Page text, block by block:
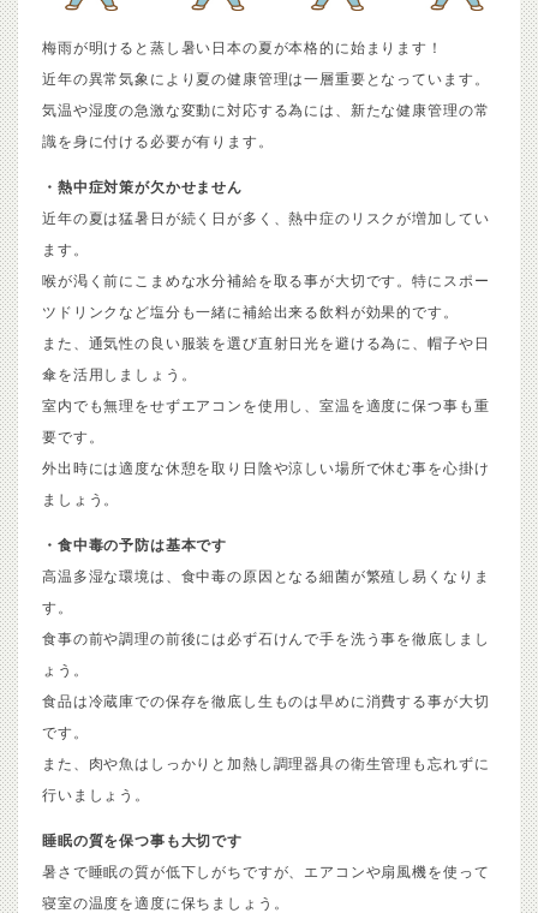
梅雨が明けると蒸し暑い日本の夏が本格的に始まります！
近年の異常気象により夏の健康管理は一層重要となっています。
気温や湿度の急激な変動に対応する為には、新たな健康管理の常
識を身に付ける必要が有ります。
・熱中症対策が欠かせません
近年の夏は猛暑日が続く日が多く、熱中症のリスクが増加してい
ます。
喉が渇く前にこまめな水分補給を取る事が大切です。特にスポー
ツドリンクなど塩分も一緒に補給出来る飲料が効果的です。
また、通気性の良い服装を選び直射日光を避ける為に、帽子や日
傘を活用しましょう。
室内でも無理をせずエアコンを使用し、室温を適度に保つ事も重
要です。
外出時には適度な休憩を取り日陰や涼しい場所で休む事を心掛け
ましょう。
・食中毒の予防は基本です
高温多湿な環境は、食中毒の原因となる細菌が繁殖し易くなりま
す。
食事の前や調理の前後には必ず石けんで手を洗う事を徹底しまし
ょう。
食品は冷蔵庫での保存を徹底し生ものは早めに消費する事が大切
です。
また、肉や魚はしっかりと加熱し調理器具の衛生管理も忘れずに
行いましょう。
睡眠の質を保つ事も大切です
暑さで睡眠の質が低下しがちですが、エアコンや扇風機を使って
寝室の温度を適度に保ちましょう。